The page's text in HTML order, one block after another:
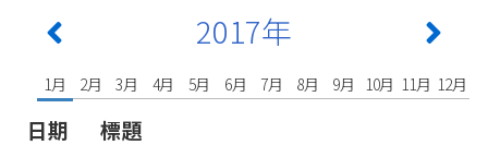
2017年
1月 2月 3月 4月 5月 6月 7月 8月 9月 10月 11月 12月
日期
標題